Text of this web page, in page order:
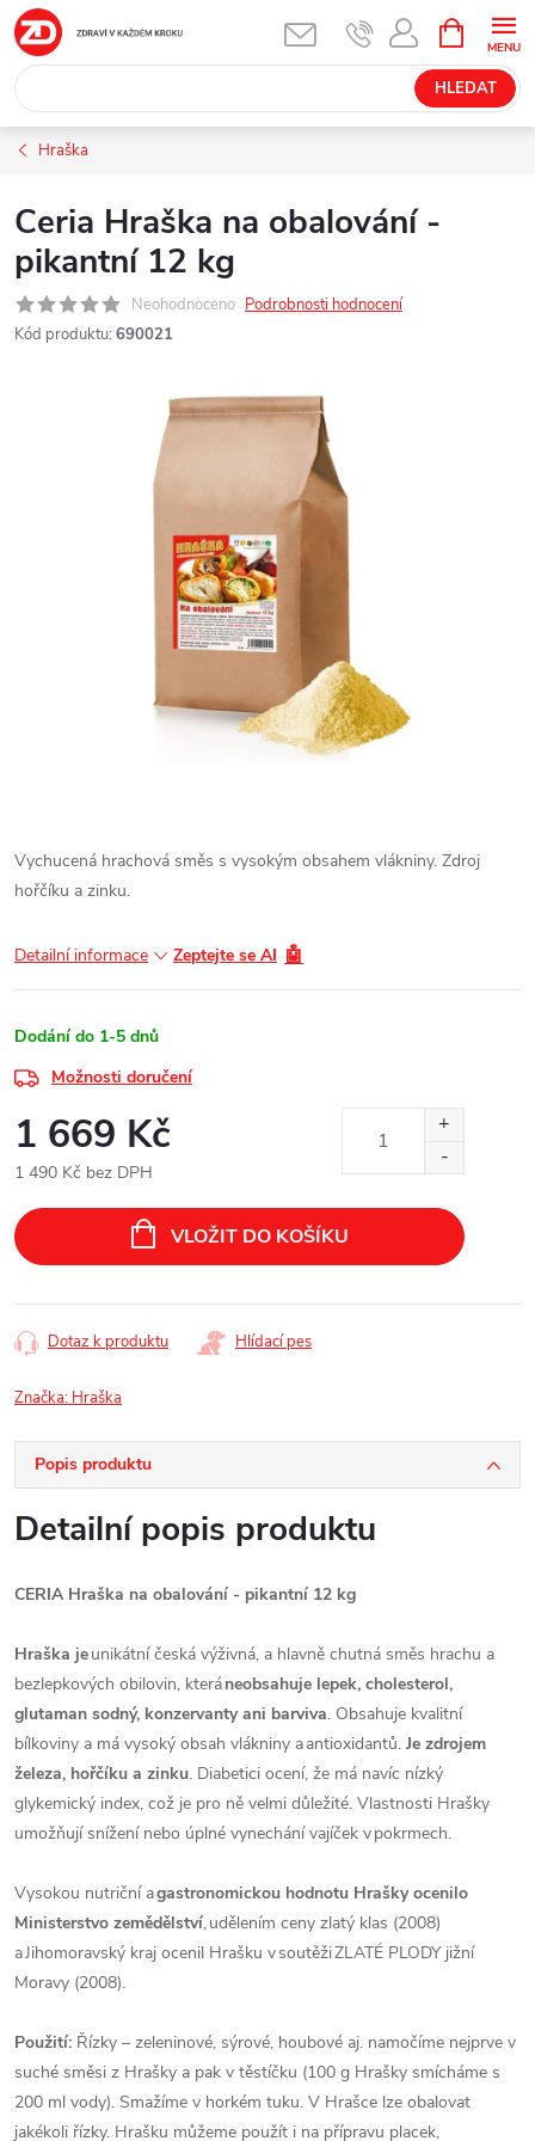
Přejít
na
obsah
HLEDAT
NÁKUPNÍ
KOŠÍK
Hraška
Ceria Hraška na obalování -
pikantní 12 kg
Neohodnoceno Podrobnosti hodnocení
Kód produktu: 690021
Vychucená hrachová směs s vysokým obsahem vlákniny. Zdroj
hořčíku a zinku.
Detailní informace Zeptejte se AI 🤖
Dodání do 1-5 dnů
Možnosti doručení
1 669 Kč
1 490 Kč bez DPH
cena:
VLOŽIT DO KOŠÍKU
Dotaz k produktu Hlídací pes
Značka: Hraška
Popis produktu
Detailní popis produktu
CERIA Hraška na obalování - pikantní 12 kg
Hraška jeunikátní česká výživná, a hlavně chutná směs hrachu a
bezlepkových obilovin, kteráneobsahuje lepek, cholesterol,
glutaman sodný, konzervanty ani barviva. Obsahuje kvalitní
bílkoviny a má vysoký obsah vlákniny a antioxidantů. Je zdrojem
železa, hořčíku a zinku. Diabetici ocení, že má navíc nízký
glykemický index, což je pro ně velmi důležité. Vlastnosti Hrašky
umožňují snížení nebo úplné vynechání vajíček v pokrmech.
Vysokou nutriční agastronomickou hodnotu Hrašky ocenilo
Ministerstvo zemědělství, udělením ceny zlatý klas (2008)
a Jihomoravský kraj ocenil Hrašku v soutěži ZLATÉ PLODY jižní
Moravy (2008).
Použití: Řízky – zeleninové, sýrové, houbové aj. namočíme nejprve v
suché směsi z Hrašky a pak v těstíčku (100 g Hrašky smícháme s
200 ml vody). Smažíme v horkém tuku. V Hrašce lze obalovat
jakékoli řízky. Hrašku můžeme použít i na přípravu placek,